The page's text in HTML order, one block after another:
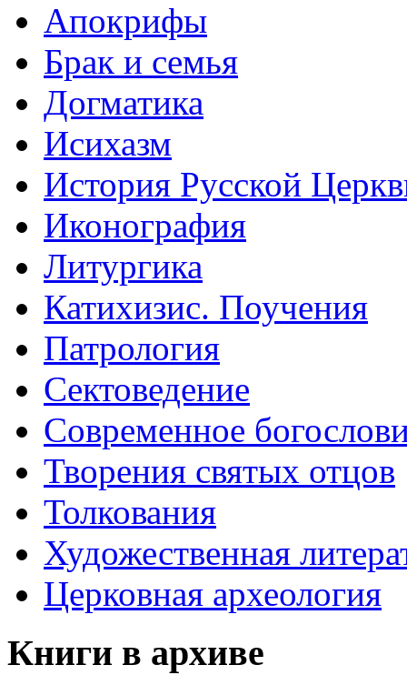
Апокрифы
Брак и семья
Догматика
Исихазм
История Русской
Иконография
Литургика
Катихизис. Поучения
Патрология
Сектоведение
Современное
Творения святых отцов
Толкования
Художественная
Церковная археология
Книги в архиве